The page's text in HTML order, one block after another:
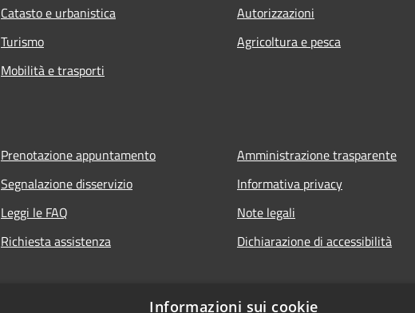
Catasto e urbanistica
Turismo
Mobilità e trasporti
Autorizzazioni
Agricoltura e pesca
Prenotazione appuntamento
Segnalazione disservizio
Leggi le FAQ
Richiesta assistenza
Amministrazione trasparente
Informativa privacy
Note legali
Dichiarazione di accessibilità
Informazioni sui cookie